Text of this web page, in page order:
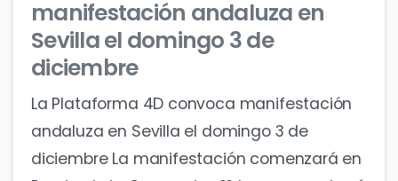
manifestación andaluza en
Sevilla el domingo 3 de
diciembre
La Plataforma 4D convoca manifestación
andaluza en Sevilla el domingo 3 de
diciembre La manifestación comenzará en